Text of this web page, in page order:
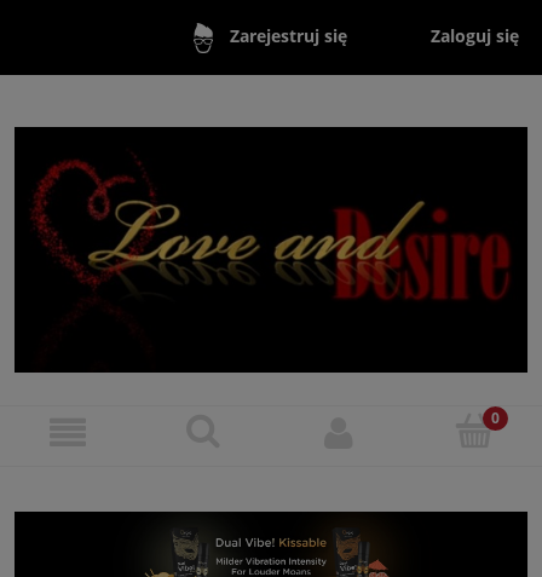
Zarejestruj się Zaloguj się